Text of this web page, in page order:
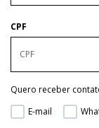
CPF
Quero receber
E-mail